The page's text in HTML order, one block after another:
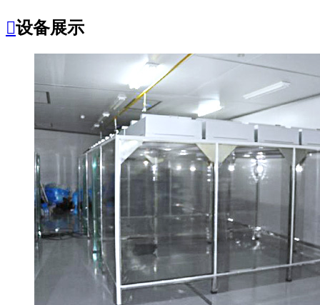
设备展示